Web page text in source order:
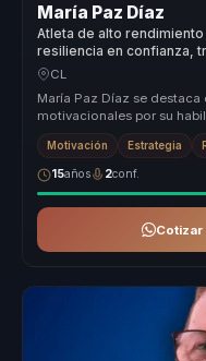
María Paz Díaz
Atleta de alto
resiliencia en confianza,
organizaciones.
CL
María Paz Díaz se
motivacionales por su
experiencias personales...
Motivación Estrategia
15años 2conf.
Cotizar